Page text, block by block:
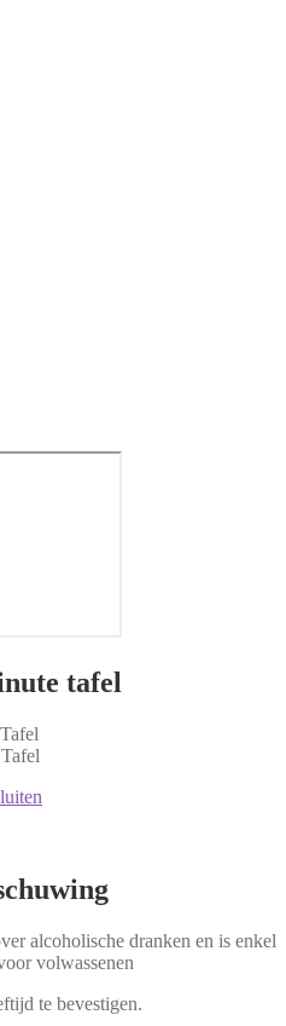
tafel
alcoholische dranken en is enkel
volwassenen
te bevestigen.